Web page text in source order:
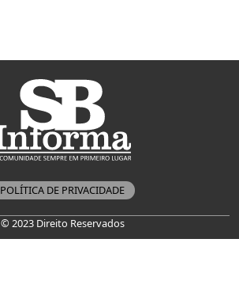
POLÍTICA DE PRIVACIDADE
© 2023 Direito Reservados